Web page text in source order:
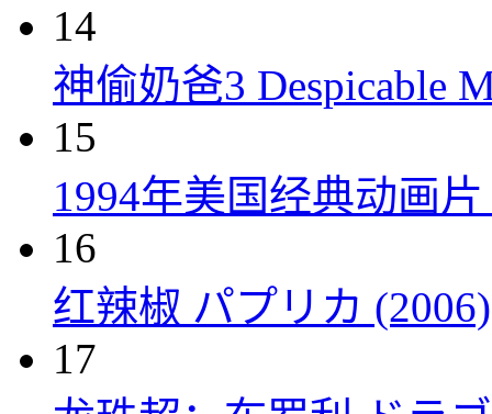
14
神偷奶爸3 Despicable
15
1994年美国经典动画
16
红辣椒 パプリカ (2006)
17